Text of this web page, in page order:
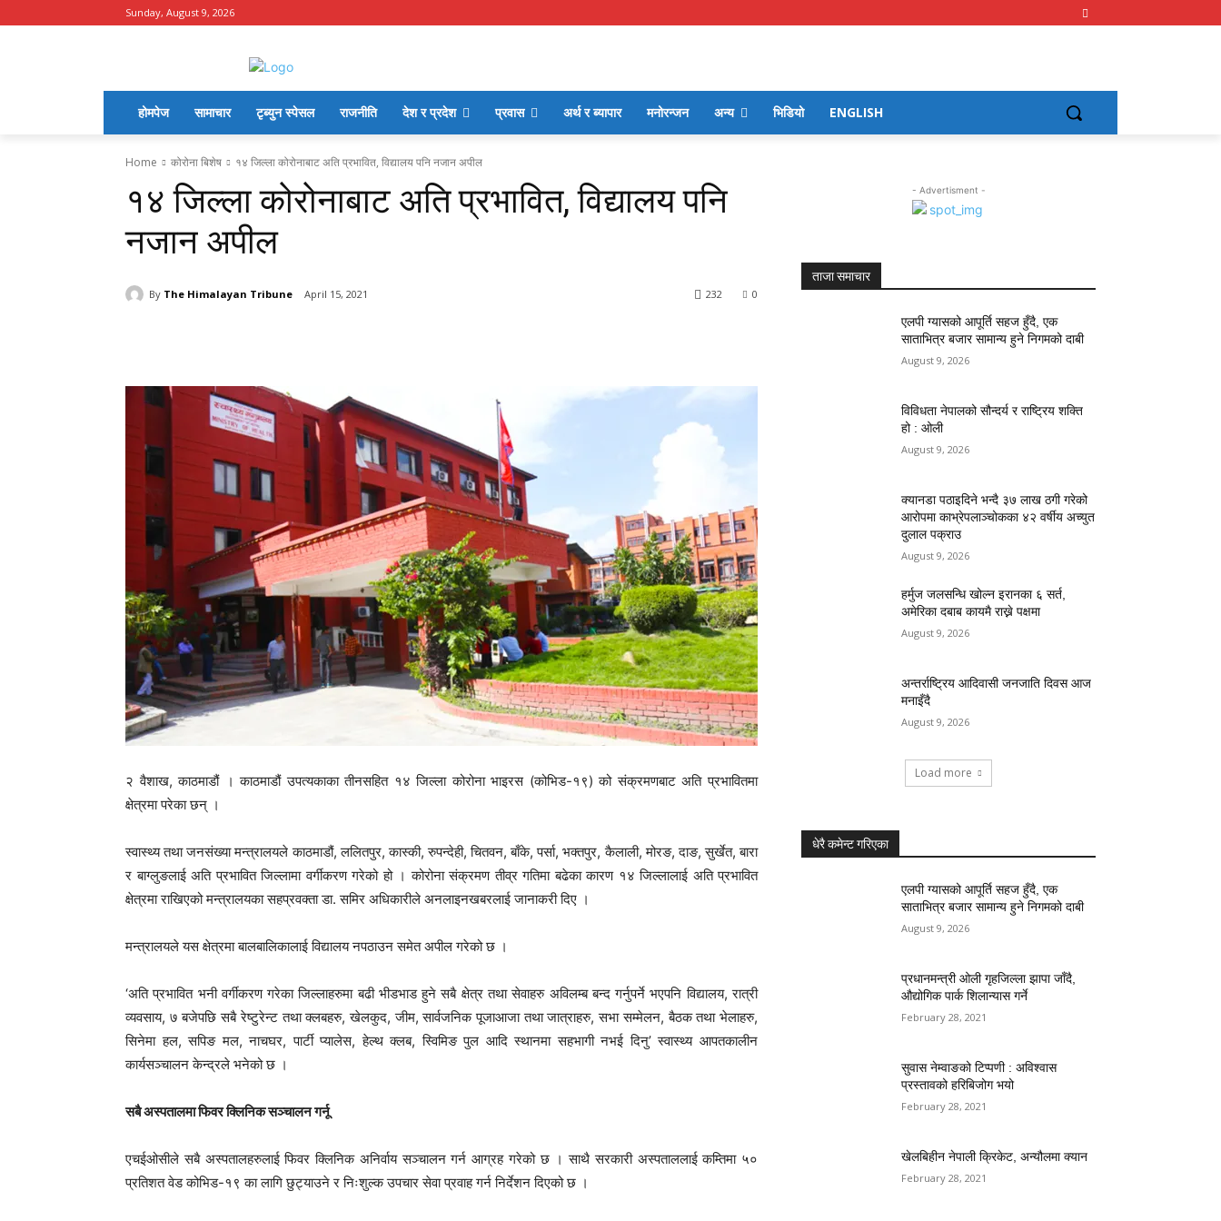
Sunday, August 9, 2026
होमपेज सामाचार टृब्युन स्पेसल राजनीति देश र प्रदेश प्रवास अर्थ र ब्यापार मनोरन्जन अन्य भिडियो ENGLISH
Home कोरोना बिशेष १४ जिल्ला कोरोनाबाट अति प्रभावित, विद्यालय पनि नजान अपील
१४ जिल्ला कोरोनाबाट अति प्रभावित, विद्यालय पनि
नजान अपील
By The Himalayan Tribune April 15, 2021 0
232
२ वैशाख, काठमाडौं । काठमाडौं उपत्यकाका तीनसहित १४ जिल्ला कोरोना भाइरस (कोभिड-१९) को संक्रमणबाट अति प्रभावितमा
क्षेत्रमा परेका छन् ।
स्वास्थ्य तथा जनसंख्या मन्त्रालयले काठमाडौं, ललितपुर, कास्की, रुपन्देही, चितवन, बाँके, पर्सा, भक्तपुर, कैलाली, मोरङ, दाङ, सुर्खेत, बारा
र बाग्लुङलाई अति प्रभावित जिल्लामा वर्गीकरण गरेको हो । कोरोना संक्रमण तीव्र गतिमा बढेका कारण १४ जिल्लालाई अति प्रभावित
क्षेत्रमा राखिएको मन्त्रालयका सहप्रवक्ता डा. समिर अधिकारीले अनलाइनखबरलाई जानाकरी दिए ।
मन्त्रालयले यस क्षेत्रमा बालबालिकालाई विद्यालय नपठाउन समेत अपील गरेको छ ।
‘अति प्रभावित भनी वर्गीकरण गरेका जिल्लाहरुमा बढी भीडभाड हुने सबै क्षेत्र तथा सेवाहरु अविलम्ब बन्द गर्नुपर्ने भएपनि विद्यालय, रात्री
व्यवसाय, ७ बजेपछि सबै रेष्टुरेन्ट तथा क्लबहरु, खेलकुद, जीम, सार्वजनिक पूजाआजा तथा जात्राहरु, सभा सम्मेलन, बैठक तथा भेलाहरु,
सिनेमा हल, सपिङ मल, नाचघर, पार्टी प्यालेस, हेल्थ क्लब, स्विमिङ पुल आदि स्थानमा सहभागी नभई दिनु’ स्वास्थ्य आपतकालीन
कार्यसञ्चालन केन्द्रले भनेको छ ।
सबै अस्पतालमा फिवर क्लिनिक सञ्चालन गर्नू
एचईओसीले सबै अस्पतालहरुलाई फिवर क्लिनिक अनिर्वाय सञ्चालन गर्न आग्रह गरेको छ । साथै सरकारी अस्पताललाई कम्तिमा ५०
प्रतिशत वेड कोभिड-१९ का लागि छुट्याउने र निःशुल्क उपचार सेवा प्रवाह गर्न निर्देशन दिएको छ ।
- Advertisment -
ताजा समाचार
एलपी ग्यासको आपूर्ति सहज हुँदै, एक
साताभित्र बजार सामान्य हुने निगमको दाबी
August 9, 2026
विविधता नेपालको सौन्दर्य र राष्ट्रिय शक्ति
हो : ओली
August 9, 2026
क्यानडा पठाइदिने भन्दै ३७ लाख ठगी गरेको
आरोपमा काभ्रेपलाञ्चोकका ४२ वर्षीय अच्युत
दुलाल पक्राउ
August 9, 2026
हर्मुज जलसन्धि खोल्न इरानका ६ सर्त,
अमेरिका दबाब कायमै राख्ने पक्षमा
August 9, 2026
अन्तर्राष्ट्रिय आदिवासी जनजाति दिवस आज
मनाइँदै
August 9, 2026
Load more
धेरै कमेन्ट गरिएका
एलपी ग्यासको आपूर्ति सहज हुँदै, एक
साताभित्र बजार सामान्य हुने निगमको दाबी
August 9, 2026
प्रधानमन्त्री ओली गृहजिल्ला झापा जाँदै,
औद्योगिक पार्क शिलान्यास गर्ने
February 28, 2021
सुवास नेम्वाङको टिप्पणी : अविश्वास
प्रस्तावको हरिबिजोग भयो
February 28, 2021
खेलबिहीन नेपाली क्रिकेट, अन्यौलमा क्यान
February 28, 2021